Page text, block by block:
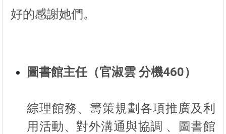
好的感謝她們。
圖書館主任（官淑雲 分機460）
綜理館務、籌策規劃各項推廣及利
用活動、對外溝通與協調 、圖書館